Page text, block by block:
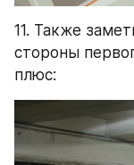
11. Также
стороны
плюс: